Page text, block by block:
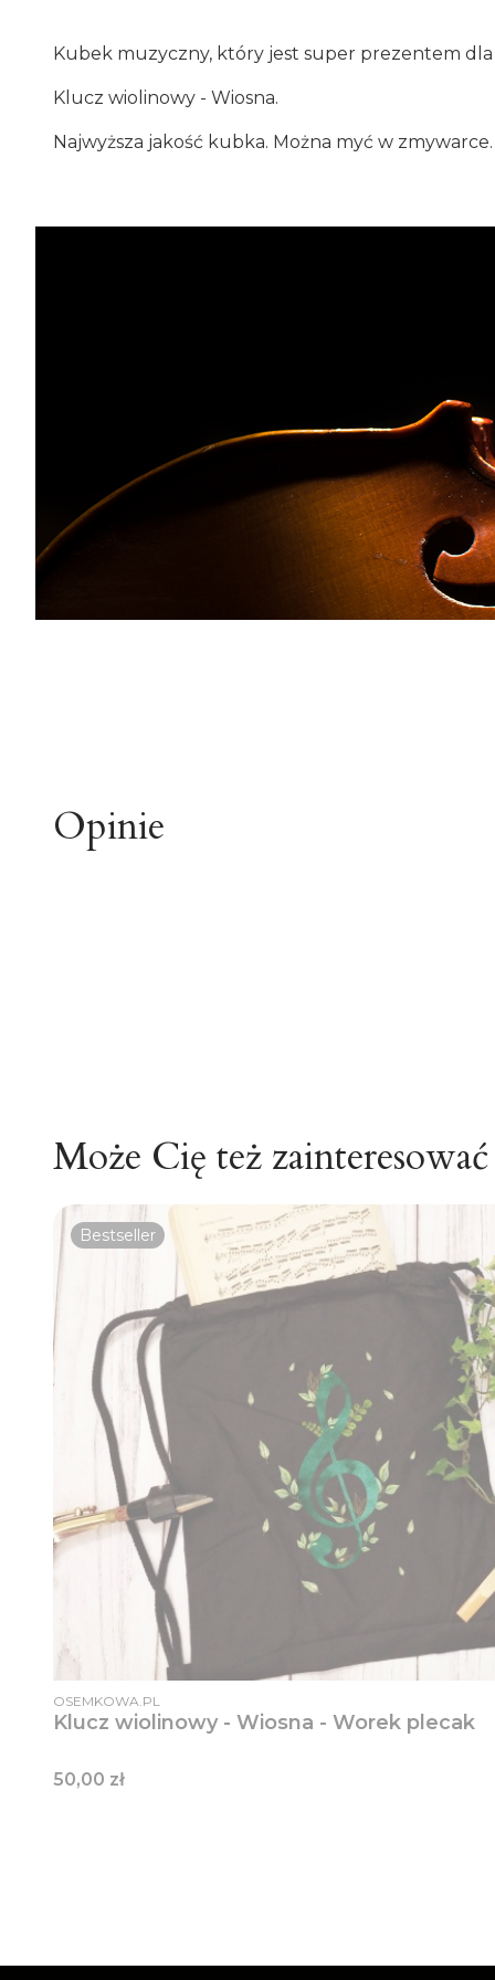
Kubek muzyczny, który jest super prezentem
Klucz wiolinowy - Wiosna.
Najwyższa jakość kubka. Można myć w zmywarce.
Opinie
Może Cię też zainteresować
Bestseller
PRODUCENT
OSEMKOWA.PL
Klucz wiolinowy - Wiosna - Worek plecak
Cena
50,00 zł